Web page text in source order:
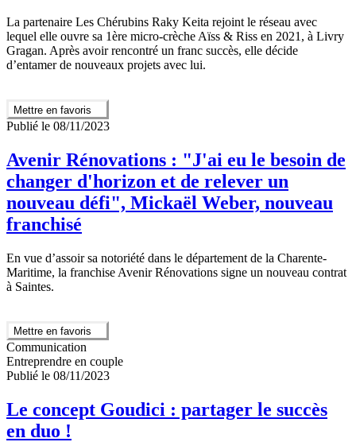
La partenaire Les Chérubins Raky Keita rejoint le réseau avec
lequel elle ouvre sa 1ère micro-crèche Aïss & Riss en 2021, à Livry
Gragan. Après avoir rencontré un franc succès, elle décide
d’entamer de nouveaux projets avec lui.
Mettre en favoris
Publié le 08/11/2023
Avenir Rénovations : "J'ai eu le besoin de
changer d'horizon et de relever un
nouveau défi", Mickaël Weber, nouveau
franchisé
En vue d’assoir sa notoriété dans le département de la Charente-
Maritime, la franchise Avenir Rénovations signe un nouveau contrat
à Saintes.
Mettre en favoris
Communication
Entreprendre en couple
Publié le 08/11/2023
Le concept Goudici : partager le succès
en duo !